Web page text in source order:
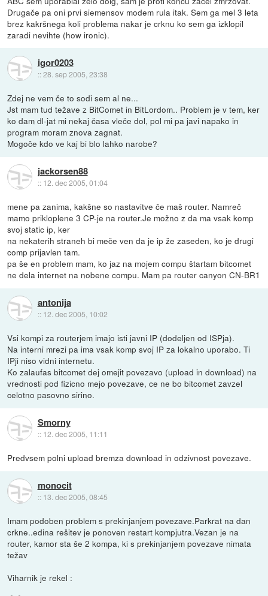
Drugače pa oni prvi siemensov modem rula itak. Sem ga mel 3 leta
brez kakršnega koli problema nakar je crknu ko sem ga izklopil
zaradi nevihte (how ironic).
igor0203
::28. sep 2005, 23:38
Zdej ne vem če to sodi sem al ne...
Jst mam tud težave z BitComet in BitLordom.. Problem je v tem, ker
ko dam dl-jat mi nekaj časa vleče dol, pol mi pa javi napako in
program moram znova zagnat.
Mogoče kdo ve kaj bi blo lahko narobe?
jackorsen88
:: 12. dec 2005, 01:04
mene pa zanima, kakšne so nastavitve če maš router. Namreč
mamo prikloplene 3 CP-je na router.Je možno z da ma vsak komp
svoj static ip, ker
na nekaterih straneh bi meče ven da je ip že zaseden, ko je drugi
comp prijavlen tam.
pa še en problem mam, ko jaz na mojem compu štartam bitcomet
ne dela internet na nobene compu. Mam pa router canyon CN-BR1
antonija
:: 12. dec 2005, 10:02
Vsi kompi za routerjem imajo isti javni IP (dodeljen od ISPja).
Na interni mrezi pa ima vsak komp svoj IP za lokalno uporabo. Ti
IPji niso vidni internetu.
Ko zalaufas bitcomet dej omejit povezavo (upload in download) na
vrednosti pod fizicno mejo povezave, ce ne bo bitcomet zavzel
celotno pasovno sirino.
Smorny
:: 12. dec 2005, 11:11
Predvsem polni upload bremza download in odzivnost povezave.
monocit
:: 13. dec 2005, 08:45
Imam podoben problem s prekinjanjem povezave.Parkrat na dan
crkne..edina rešitev je ponoven restart kompjutra.Vezan je na
router, kamor sta še 2 kompa, ki s prekinjanjem povezave nimata
težav
Viharnik je rekel :